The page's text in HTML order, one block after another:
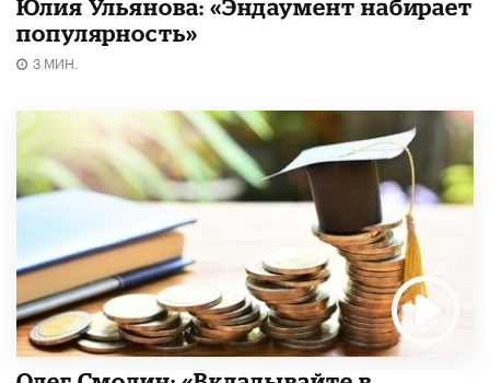
Юлия Ульянова: «Эндаумент набирает
популярность»
3 МИН.